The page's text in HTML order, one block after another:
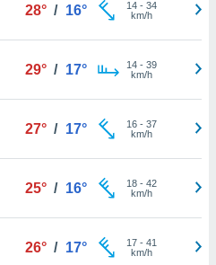
28° / 16° 14- 34
km/h
29° / 17° 14- 39
km/h
27° / 17° 16- 37
km/h
25° / 16° 18- 42
km/h
26° / 17° 17- 41
km/h